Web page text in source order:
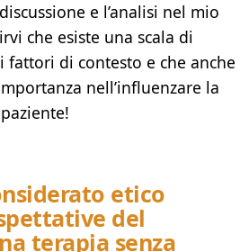
e l’analisi nel mio
che esiste una scala di
fattori di contesto e che anche
nell’influenzare la
etico
del
terapia senza